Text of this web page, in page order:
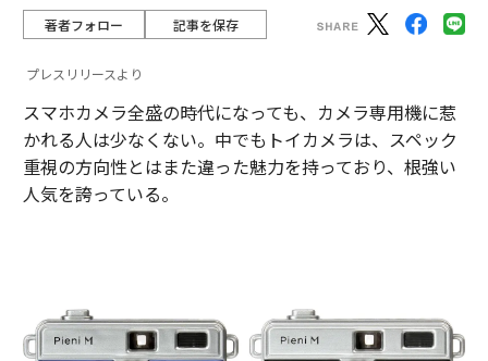
著者フォロー 記事を保存
プレスリリースより
スマホカメラ全盛の時代になっても、カメラ専用機に惹
かれる人は少なくない。中でもトイカメラは、スペック
重視の方向性とはまた違った魅力を持っており、根強い
人気を誇っている。